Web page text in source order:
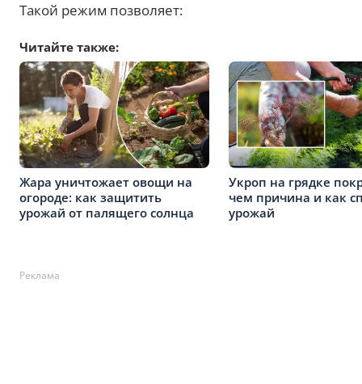
Такой режим позволяет:
Читайте также:
Жара уничтожает овощи на
огороде: как защитить
урожай от палящего солнца
Укроп на грядке
чем причина и как
урожай
Реклама